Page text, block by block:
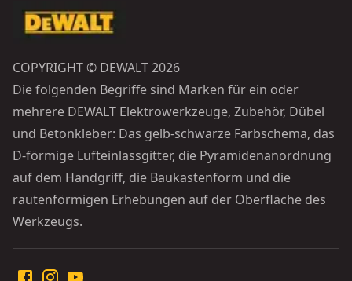
COPYRIGHT © DEWALT 2026
Die folgenden Begriffe sind Marken für ein oder
mehrere DEWALT Elektrowerkzeuge, Zubehör, Dübel
und Betonkleber: Das gelb-schwarze Farbschema, das
D-förmige Lufteinlassgitter, die Pyramidenanordnung
auf dem Handgriff, die Baukastenform und die
rautenförmigen Erhebungen auf der Oberfläche des
Werkzeugs.